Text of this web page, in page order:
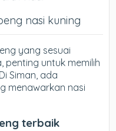
nasi kuning
yang sesuai
penting untuk memilih
Siman, ada
menawarkan nasi
terbaik